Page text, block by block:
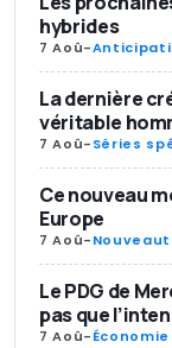
hybrides
7 Aoû-
La dernière
véritable
7 Aoû-Séries
Ce nouveau
Europe
7 Aoû-
Le PDG de
pas que
7 Aoû-